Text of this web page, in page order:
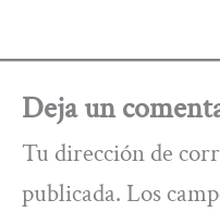
Deja un
Tu dirección de
publicada. Los